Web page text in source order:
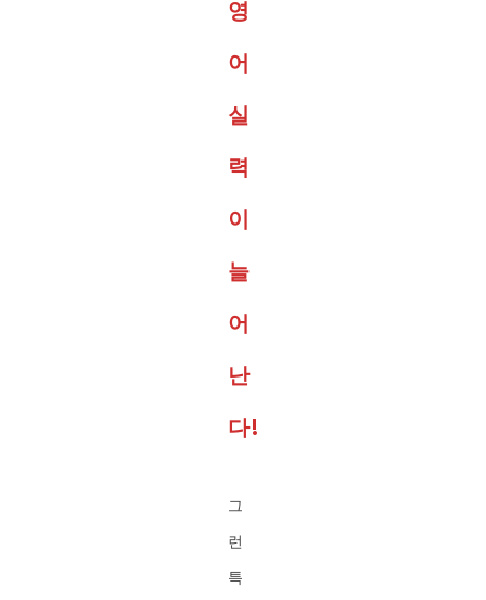
영
어
실
력
이
늘
어
난
다!
그
런
특